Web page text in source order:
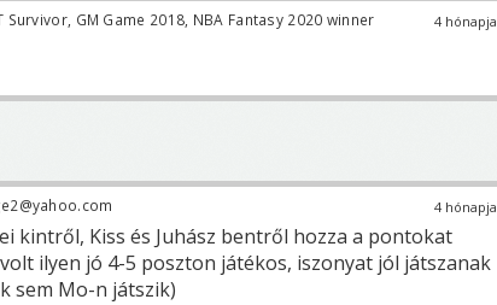
4 hónapja
GM Game 2018, NBA Fantasy 2020 winner
4 hónapja
kintről, Kiss és Juhász bentről hozza a pontokat
ilyen jó 4-5 poszton játékos, iszonyat jól játszanak
sem Mo-n játszik)